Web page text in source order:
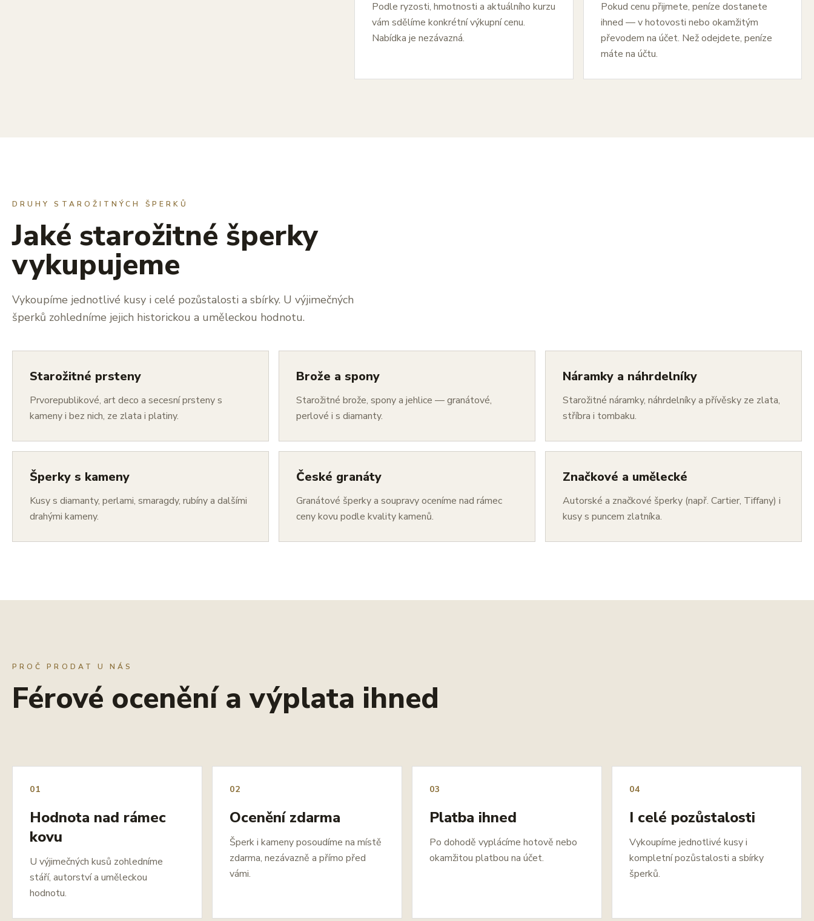
Podle ryzosti, hmotnosti a aktuálního kurzu
vám sdělíme konkrétní výkupní cenu.
Nabídka je nezávazná.
Pokud cenu přijmete, peníze dostanete
ihned — v hotovosti nebo okamžitým
převodem na účet. Než odejdete, peníze
máte na účtu.
DRUHY STAROŽITNÝCH ŠPERKŮ
Jaké starožitné šperky
vykupujeme
Vykoupíme jednotlivé kusy i celé pozůstalosti a sbírky. U výjimečných
šperků zohledníme jejich historickou a uměleckou hodnotu.
Starožitné prsteny
Prvorepublikové, art deco a secesní prsteny s
kameny i bez nich, ze zlata i platiny.
Brože a spony
Starožitné brože, spony a jehlice — granátové,
perlové i s diamanty.
Náramky a náhrdelníky
Starožitné náramky, náhrdelníky a přívěsky ze zlata,
stříbra i tombaku.
Šperky s kameny
Kusy s diamanty, perlami, smaragdy, rubíny a dalšími
drahými kameny.
České granáty
Granátové šperky a soupravy oceníme nad rámec
ceny kovu podle kvality kamenů.
Značkové a umělecké
Autorské a značkové šperky (např. Cartier, Tiffany) i
kusy s puncem zlatníka.
PROČ PRODAT U NÁS
Férové ocenění a výplata ihned
01
Hodnota nad rámec
kovu
U výjimečných kusů zohledníme
stáří, autorství a uměleckou
hodnotu.
02
Ocenění zdarma
Šperk i kameny posoudíme na místě
zdarma, nezávazně a přímo před
vámi.
03
Platba ihned
Po dohodě vyplácíme hotově nebo
okamžitou platbou na účet.
04
I celé pozůstalosti
Vykoupíme jednotlivé kusy i
kompletní pozůstalosti a sbírky
šperků.